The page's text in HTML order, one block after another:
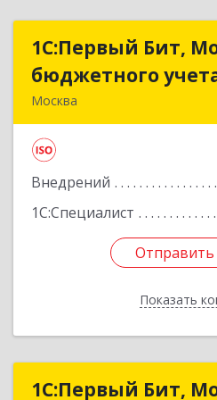
1С:Первый Бит,
бюджетного
Москва
Внедрений
1С:Специалист
Отправить
Показать
1С:Первый Бит,
Отправить
Назад
1С:Первый Бит,